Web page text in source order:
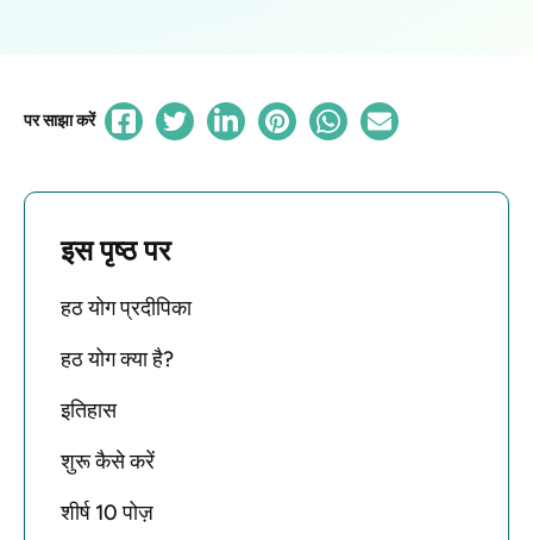
पर साझा करें
इस पृष्ठ पर
हठ योग प्रदीपिका
हठ योग क्या है?
इतिहास
शुरू कैसे करें
शीर्ष 10 पोज़